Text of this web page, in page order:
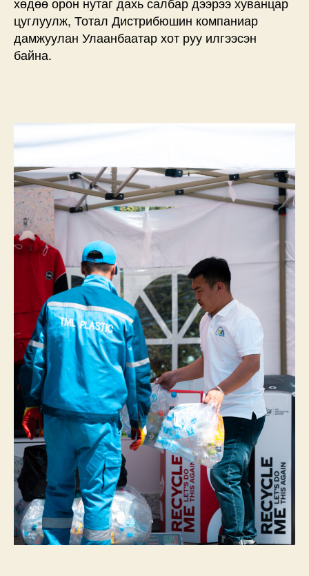
цуглуулж, Тотал Дистрибюшин компаниар
дамжуулан Улаанбаатар хот руу илгээсэн
байна.